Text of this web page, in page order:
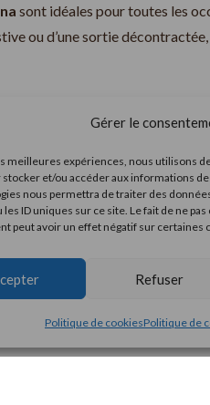
Gérer le
meilleures expériences, nous utilisons
et/ou accéder aux informations
nous permettra de traiter des
les ID uniques sur ce site. Le fait de ne
peut avoir un effet négatif sur certaines
Refuser
Politique de cookiesPolitique de
sont idéales pour toutes les
ou d’une sortie
». Il constitue une matière
à partir de l’écorce de chêne-